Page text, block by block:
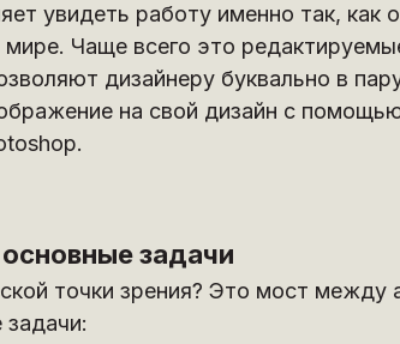
увидеть работу именно так, как
Чаще всего это
дизайнеру буквально в
на свой дизайн с
точки зрения? Это мост
задачи